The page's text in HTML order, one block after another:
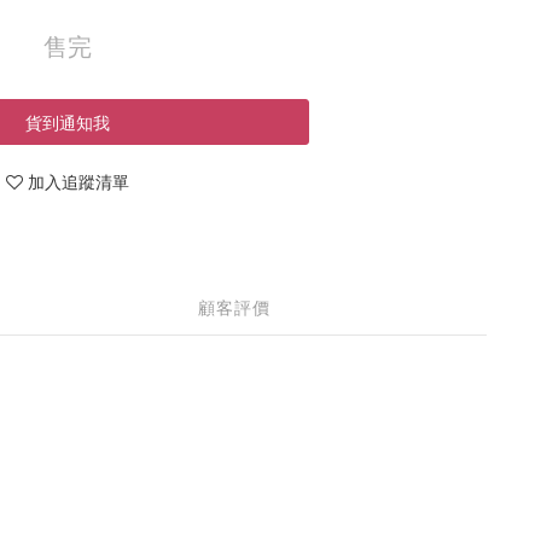
售完
貨到通知我
加入追蹤清單
顧客評價